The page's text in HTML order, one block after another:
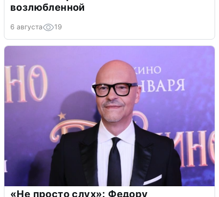
возлюбленной
6 августа 19
«Не просто слух»: Федору